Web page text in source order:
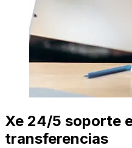
Xe 24/5 soporte
transferencias